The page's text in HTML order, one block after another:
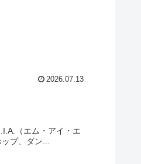
2026.07.13
（エム・アイ・エ
プ、ダン...